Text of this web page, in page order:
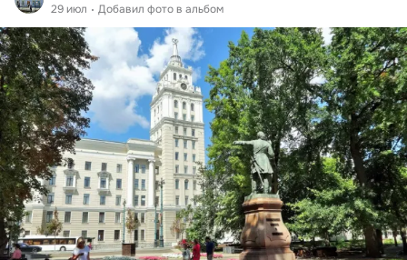
29 июл Добавил фото в альбом